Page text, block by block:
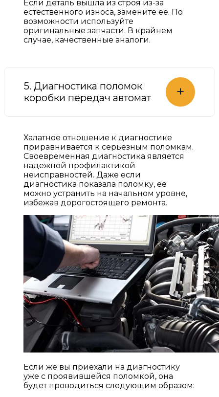
Если деталь вышла из строя из-за
естественного износа, замените ее. По
возможности используйте
оригинальные запчасти. В крайнем
случае, качественные аналоги.
5. Диагностика поломок
коробки передач автомат
+
Халатное отношение к диагностике
приравнивается к серьезным поломкам.
Своевременная диагностика является
надежной профилактикой
неисправностей. Даже если
диагностика показала поломку, ее
можно устранить на начальном уровне,
избежав дорогостоящего ремонта.
Если же вы приехали на диагностику
уже с проявившейся поломкой, она
будет проводиться следующим образом: